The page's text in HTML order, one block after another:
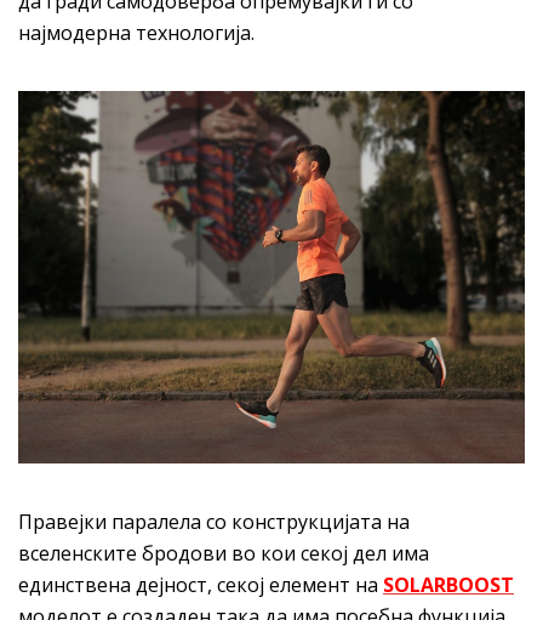
најмодерна технологија.
Правејки паралела со конструкцијата на
вселенските бродови во кои секој дел има
единствена дејност, секој елемент на SOLARBOOST